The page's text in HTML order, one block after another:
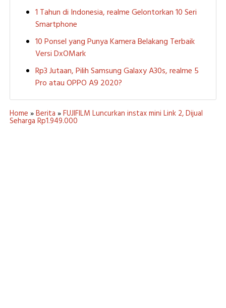
1 Tahun di Indonesia, realme Gelontorkan 10 Seri
Smartphone
10 Ponsel yang Punya Kamera Belakang Terbaik
Versi DxOMark
Rp3 Jutaan, Pilih Samsung Galaxy A30s, realme 5
Pro atau OPPO A9 2020?
Home »Berita »FUJIFILM Luncurkan instax mini Link 2, Dijual
Seharga Rp1.949.000